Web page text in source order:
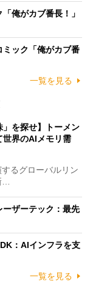
俺がカブ番長！」
ック「俺がカブ番
一覧を見る
」を探せ】トーメン
世界のAIメモリ需
るグローバルリン
…
ーザーテック：最先
：AIインフラを支
一覧を見る